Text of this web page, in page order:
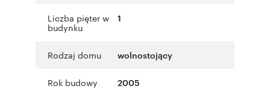
Liczba pięter w
budynku
1
Rodzaj domu wolnostojący
Rok budowy 2005